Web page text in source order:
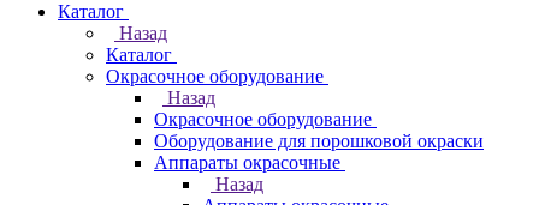
Каталог
Назад
Каталог
Окрасочное оборудование
Назад
Окрасочное оборудование
Оборудование для порошковой окраски
Аппараты окрасочные
Назад